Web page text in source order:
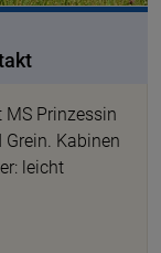
Prinzessin
Kabinen
leicht